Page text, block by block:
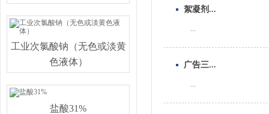
工业次氯酸钠（无色或淡黄
色液体）
盐酸31%
絮凝剂...
...
广告三...
...